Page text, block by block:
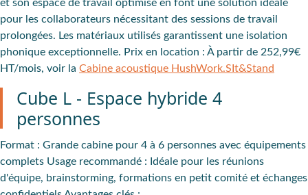
et son espace de travail optimisé en font une solution idéale
pour les collaborateurs nécessitant des sessions de travail
prolongées. Les matériaux utilisés garantissent une isolation
phonique exceptionnelle. Prix en location : À partir de 252,99€
HT/mois, voir la Cabine acoustique HushWork.SIt&Stand
Cube L - Espace hybride 4
personnes
Format : Grande cabine pour 4 à 6 personnes avec équipements
complets Usage recommandé : Idéale pour les réunions
d'équipe, brainstorming, formations en petit comité et échanges